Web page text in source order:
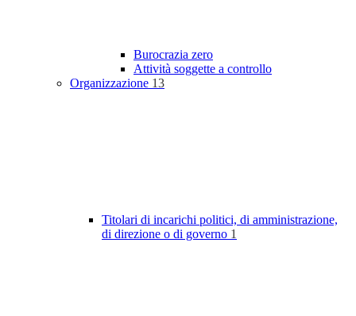
Burocrazia zero
Attività soggette a controllo
Organizzazione 13
Titolari di incarichi politici, di amministrazione,
di direzione o di governo 1